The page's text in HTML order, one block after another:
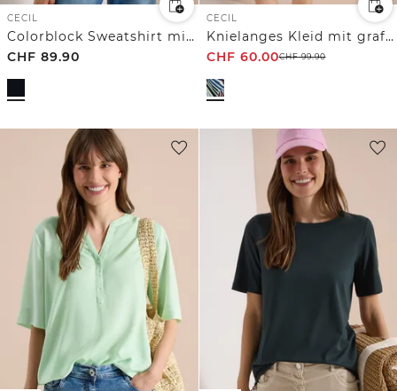
CECIL
Colorblock Sweatshirt mit Leo-Details
CHF 89.90
CECIL
Knielanges Kleid mit grafischem Muster
CHF 60.00CHF99.90